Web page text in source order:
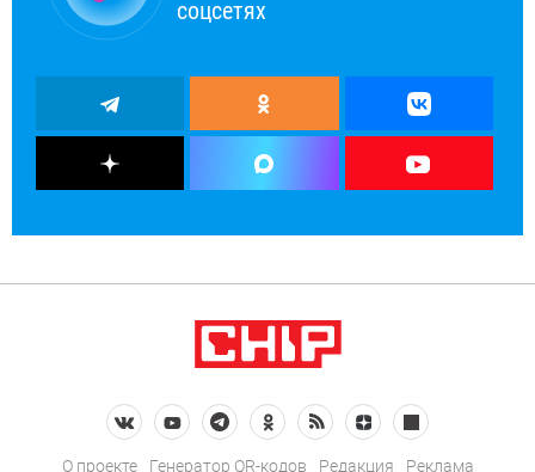
соцсетях
О проекте Генератор QR-кодов Редакция Реклама